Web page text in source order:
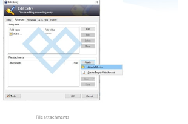
File attachments